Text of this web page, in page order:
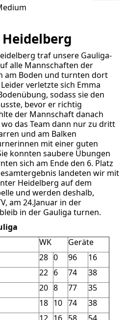
traf unsere Gauliga-
alle Mannschaften der
am Boden und turnten dort
verletzte sich Emma
sodass sie den
bevor er richtig
der Mannschaft danach
das Team dann nur zu dritt
und am Balken
mit einer guten
konnten saubere Übungen
sich am Ende den 6. Platz
landeten wir mit
Heidelberg auf dem
und werden deshalb,
am 24.Januar in der
in der Gauliga turnen.
WK
Geräte
28 0 96
16
22 6 74
38
20 8 77
35
18 10 74
38